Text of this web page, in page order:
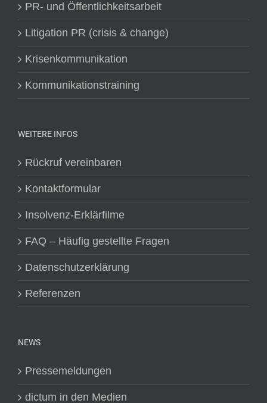
PR- und Öffentlichkeitsarbeit
Litigation PR (crisis & change)
Krisenkommunikation
Kommunikationstraining
WEITERE INFOS
Rückruf vereinbaren
Kontaktformular
Insolvenz-Erklärfilme
FAQ – Häufig gestellte Fragen
Datenschutzerklärung
Referenzen
NEWS
Pressemeldungen
dictum in den Medien